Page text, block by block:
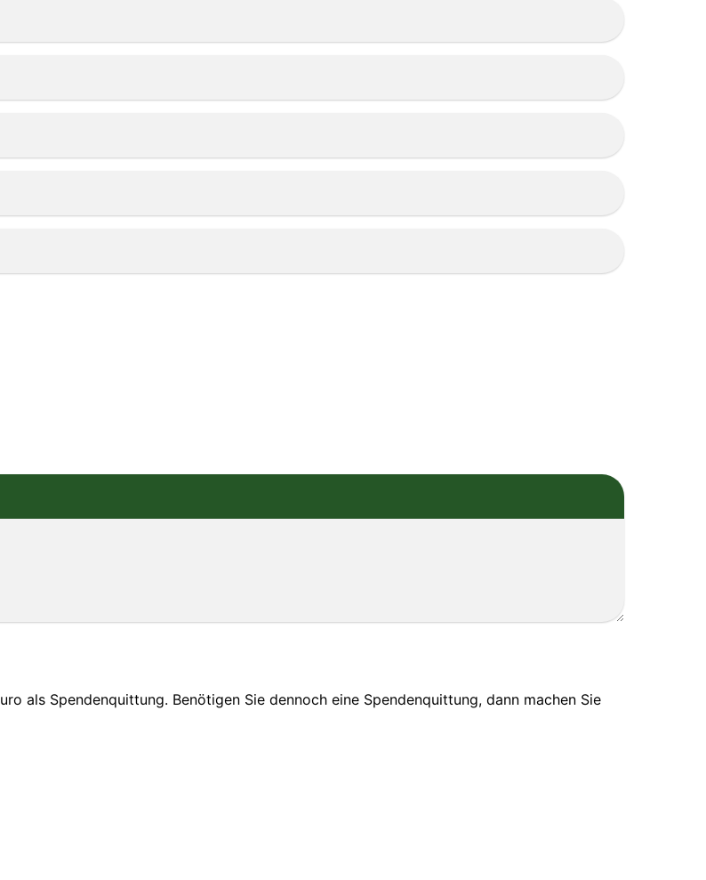
als Spendenquittung. Benötigen Sie dennoch eine Spendenquittung, dann machen Sie